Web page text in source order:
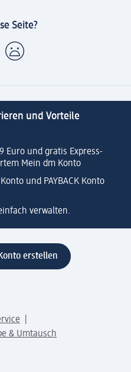
Seite?
und Vorteile
Euro und gratis Express-
Mein dm Konto
und PAYBACK Konto
verwalten.
erstellen
& Umtausch